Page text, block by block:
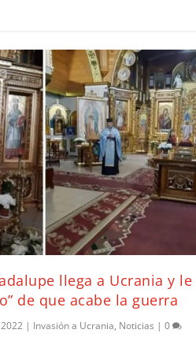
llega a Ucrania y le
de que acabe la guerra
| Invasión a Ucrania, Noticias | 0